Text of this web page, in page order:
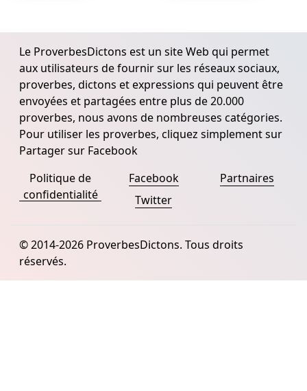
Le ProverbesDictons est un site Web qui permet
aux utilisateurs de fournir sur les réseaux sociaux,
proverbes, dictons et expressions qui peuvent être
envoyées et partagées entre plus de 20.000
proverbes, nous avons de nombreuses catégories.
Pour utiliser les proverbes, cliquez simplement sur
Partager sur Facebook
Politique de
confidentialité
Facebook
Twitter
Partnaires
© 2014-2026 ProverbesDictons. Tous droits
réservés.